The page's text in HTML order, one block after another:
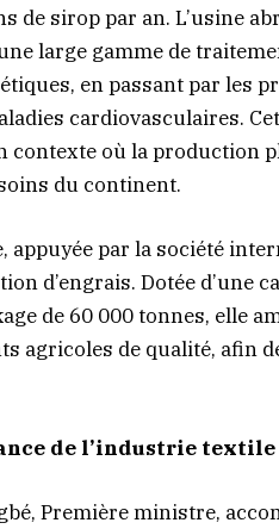
de sirop par an. L’usine
large gamme de
en passant par les
cardiovasculaires.
contexte où la production
du continent.
appuyée par la société
d’engrais. Dotée d’une
de 60 000 tonnes, elle
agricoles de qualité, afin
de l’industrie textile
Première ministre,